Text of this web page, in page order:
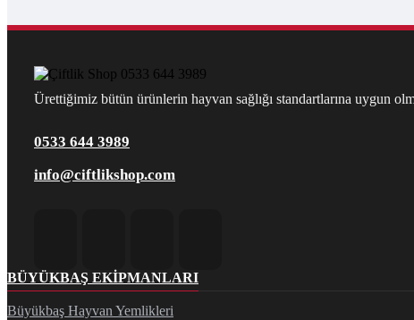
Ürettiğimiz bütün ürünlerin hayvan sağlığı standartlarına uygun
0533 644 3989
info@ciftlikshop.com
BÜYÜKBAŞ EKIPMANLARI
Büyükbaş Hayvan Yemlikleri